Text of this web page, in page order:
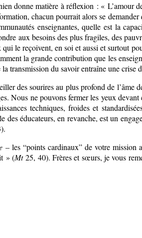
donne matière à réflexion : « L’amour
chacun pourrait alors se
enseignantes, quelle est la
aux besoins des plus fragiles, des
le reçoivent, en soi et aussi et surtout
la grande contribution que les
transmission du savoir entraîne une crise
des sourires au plus profond de
Nous ne pouvons fermer les yeux
techniques, froides et
éducateurs, en revanche, est un
– les “points cardinaux” de votre mission
» (Mt25, 40). Frères et sœurs, je vous